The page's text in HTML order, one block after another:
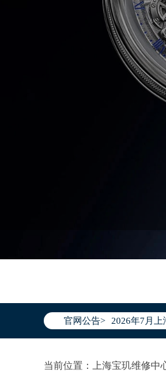
官网公告>
2026年7月
2026年7月
上海市黄浦
当前位置： 上海宝玑维修中